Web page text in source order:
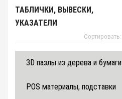
ТАБЛИЧКИ, ВЫВЕСКИ,
УКАЗАТЕЛИ
Сортировать:
3D пазлы из дерева и бумаги
POS материалы, подставки